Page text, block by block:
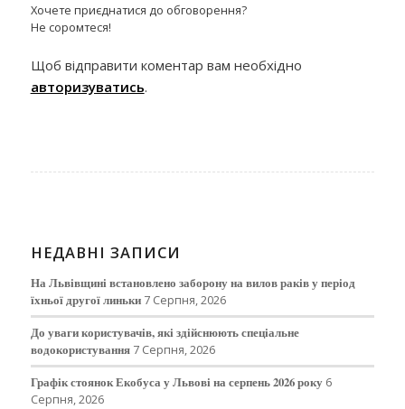
Хочете приєднатися до обговорення?
Не соромтеся!
Щоб відправити коментар вам необхідно
авторизуватись.
НЕДАВНІ ЗАПИСИ
На Львівщині встановлено заборону на вилов раків у період
їхньої другої линьки 7 Серпня, 2026
До уваги користувачів, які здійснюють спеціальне
водокористування 7 Серпня, 2026
Графік стоянок Екобуса у Львові на серпень 2026 року 6
Серпня, 2026